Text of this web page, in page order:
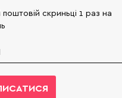
поштовій скриньці 1 раз на